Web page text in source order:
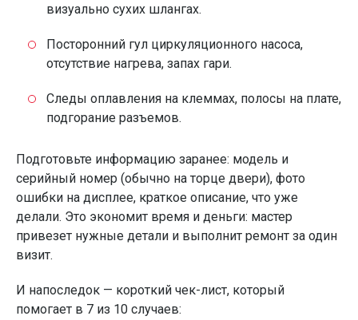
визуально сухих шлангах.
Посторонний гул циркуляционного насоса,
отсутствие нагрева, запах гари.
Следы оплавления на клеммах, полосы на плате,
подгорание разъемов.
Подготовьте информацию заранее: модель и
серийный номер (обычно на торце двери), фото
ошибки на дисплее, краткое описание, что уже
делали. Это экономит время и деньги: мастер
привезет нужные детали и выполнит ремонт за один
визит.
И напоследок — короткий чек-лист, который
помогает в 7 из 10 случаев: